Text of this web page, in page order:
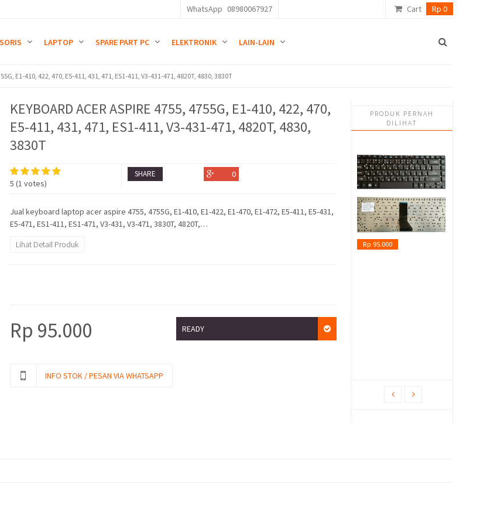
WhatsApp 08980067927 Cart Rp 0
LAPTOP SPARE PART PC ELEKTRONIK LAIN-LAIN
E1-410, 422, 470, E5-411, 431, 471, ES1-411, V3-431-471, 4820T, 4830, 3830T
KEYBOARD ACER ASPIRE 4755, 4755G, E1-410, 422, 470,
E5-411, 431, 471, ES1-411, V3-431-471, 4820T, 4830,
3830T
5 (1 votes)
SHARE 0
Jual keyboard laptop acer aspire 4755, 4755G, E1-410, E1-422, E1-470, E1-472, E5-411, E5-431,
E5-471, ES1-411, ES1-471, V3-431, V3-471, 3830T, 4820T,…
Lihat Detail Produk
READY
Rp 95.000
INFO STOK / PESAN VIA WHATSAPP
PRODUK PERNAH
DILIHAT
Rp 95.000